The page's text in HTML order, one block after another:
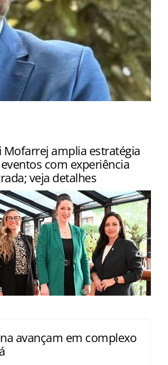
Mofarrej amplia estratégia
com experiência
veja detalhes
avançam em complexo